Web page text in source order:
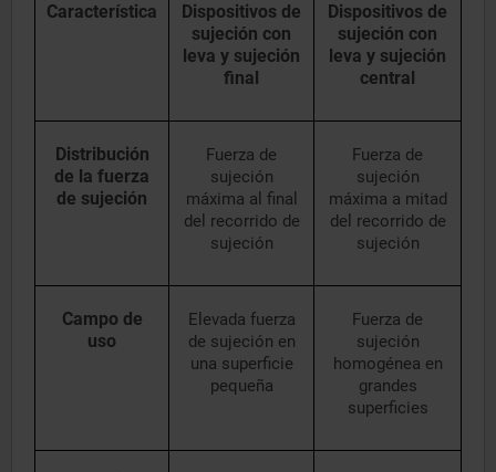
Característica
Dispositivos de
sujeción con
leva y sujeción
final
Dispositivos de
sujeción con
leva y sujeción
central
Distribución
de la fuerza
de sujeción
Fuerza de
sujeción
máxima al final
del recorrido de
sujeción
Fuerza de
sujeción
máxima a mitad
del recorrido de
sujeción
Campo de
uso
Elevada fuerza
de sujeción en
una superficie
pequeña
Fuerza de
sujeción
homogénea en
grandes
superficies